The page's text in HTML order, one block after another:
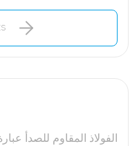
الفولاذ المقاوم للصدأ